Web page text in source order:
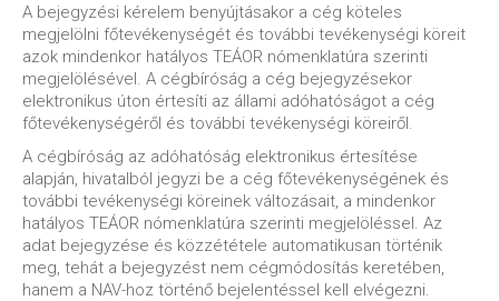
A bejegyzési kérelem benyújtásakor a cég köteles
megjelölni főtevékenységét és további tevékenységi köreit
azok mindenkor hatályos TEÁOR nómenklatúra szerinti
megjelölésével. A cégbíróság a cég bejegyzésekor
elektronikus úton értesíti az állami adóhatóságot a cég
főtevékenységéről és további tevékenységi köreiről.
A cégbíróság az adóhatóság elektronikus értesítése
alapján, hivatalból jegyzi be a cég főtevékenységének és
további tevékenységi köreinek változásait, a mindenkor
hatályos TEÁOR nómenklatúra szerinti megjelöléssel. Az
adat bejegyzése és közzététele automatikusan történik
meg, tehát a bejegyzést nem cégmódosítás keretében,
hanem a NAV-hoz történő bejelentéssel kell elvégezni.